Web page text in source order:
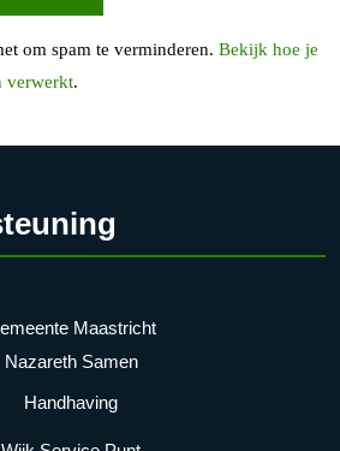
om spam te verminderen. Bekijk hoe je
verwerkt.
Maastricht
Nazareth Samen
Handhaving